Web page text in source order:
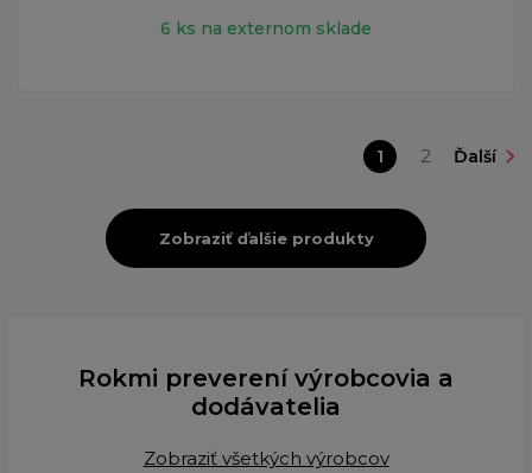
6 ks na externom sklade
1 2 Ďalší
Zobraziť ďalšie produkty
Rokmi preverení výrobcovia a
dodávatelia
Zobraziť všetkých výrobcov